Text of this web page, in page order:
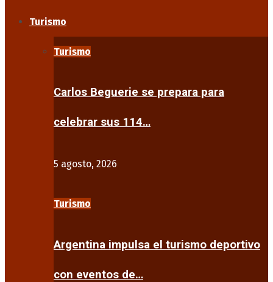
Turismo
Turismo
Carlos Beguerie se prepara para
celebrar sus 114…
5 agosto, 2026
Turismo
Argentina impulsa el turismo deportivo
con eventos de…